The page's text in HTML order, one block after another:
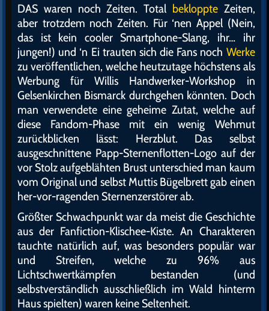
DAS waren noch Zeiten. Total bekloppteZeiten,
aber trotzdem noch Zeiten. Für ‘nen Appel (Nein,
das ist kein cooler Smartphone-Slang, ihr… ihr
jungen!) und ‘n Ei trauten sich die Fans noch Werke
zu veröffentlichen, welche heutzutage höchstens als
Werbung für Willis Handwerker-Workshop in
Gelsenkirchen Bismarck durchgehen könnten. Doch
man verwendete eine geheime Zutat, welche auf
diese Fandom-Phase mit ein wenig Wehmut
zurückblicken lässt: Herzblut. Das selbst
ausgeschnittene Papp-Sternenflotten-Logo auf der
vor Stolz aufgeblähten Brust unterschied man kaum
vom Original und selbst Muttis Bügelbrett gab einen
her-vor-ragenden Sternenzerstörer ab.
Größter Schwachpunkt war da meist die Geschichte
aus der Fanfiction-Klischee-Kiste. An Charakteren
tauchte natürlich auf, was besonders populär war
und Streifen, welche zu 96% aus
Lichtschwertkämpfen bestanden (und
selbstverständlich ausschließlich im Wald hinterm
Haus spielten) waren keine Seltenheit.